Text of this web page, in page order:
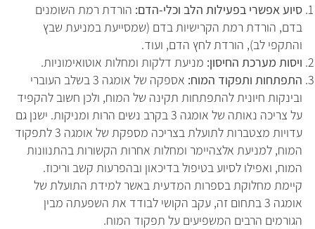
סיוע אפשרי בפעילות הלב וכלי-הדם: הורדת רמת השומנים
בדם, הורדת רמת הקרישיות בדם (שמסייעת במניעת שבץ
והתקפי לב), הורדת לחץ הדם, ועוד.
ויסות מערכת החיסון: מניעת דלקות ומחלות אוטואימוניות.
התפתחות ותפקוד המוח:
אספקה של אומגה 3 בשלב העוברי
ובינקות חיונית להתפתחות תקינה של המוח, ולכן חשוב להקפיד
על צריכה נאותה של אומגה 3 בקרב נשים הרות ומניקות. ישנן גם
עדויות מצטברות לתועלת בצריכה מספקת של אומגה 3 לתפקוד
המוח, למניעת אלצהיימר ומחלות אחרות הקשורות בהתנוונות
המוח, ואפילו לסיוע בטיפול בדיכאון ובהפרעות קשב וריכוז.
קיימת מחלוקת בספרות המדעית באשר למידת התועלת של
אומגה 3 בתחום זה, עקב הקושי לבודד את השפעתה מבין
הגורמים הרבים המשפיעים על תפקוד המוח.